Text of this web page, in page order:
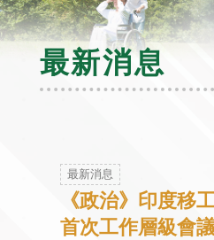
最新消息
最新消息
《政治》印度移
首次工作層級會